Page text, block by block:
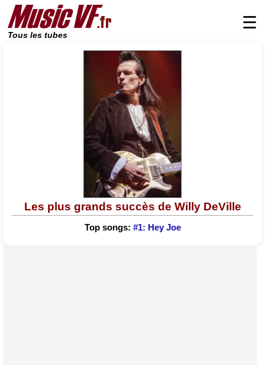
Tous les tubes
☰
Les plus grands succès de Willy DeVille
Top songs: #1: Hey Joe